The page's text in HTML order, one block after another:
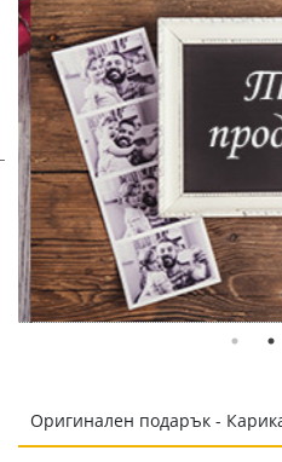
Оригинален подарък -